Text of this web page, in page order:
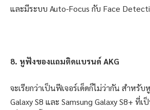
และมีระบบ Auto-Focus กับ Face
8. หูฟังของแถมติดแบรนด์ AKG
จะเรียกว่าเป็นฟีเจอร์เด็ดก็ไม่ว่ากัน สำหรั
Galaxy S8 และ Samsung Galaxy S8+ ที่